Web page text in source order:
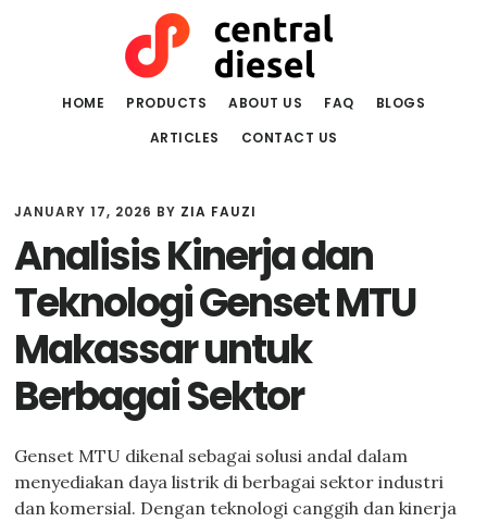
HOME PRODUCTS ABOUT US FAQ
BLOGS
ARTICLES
CONTACT US
JANUARY 17, 2026 BY ZIA FAUZI
Analisis Kinerja dan
Teknologi Genset MTU
Makassar untuk
Berbagai Sektor
Genset MTU dikenal sebagai solusi andal dalam
menyediakan daya listrik di berbagai sektor industri
dan komersial. Dengan teknologi canggih dan kinerja